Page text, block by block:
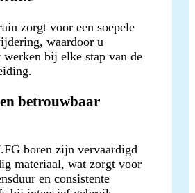
zorgt voor een soepele
waardoor u
werken bij elke stap van de
betrouwbaar
boren zijn vervaardigd
materiaal, wat zorgt voor
en consistente